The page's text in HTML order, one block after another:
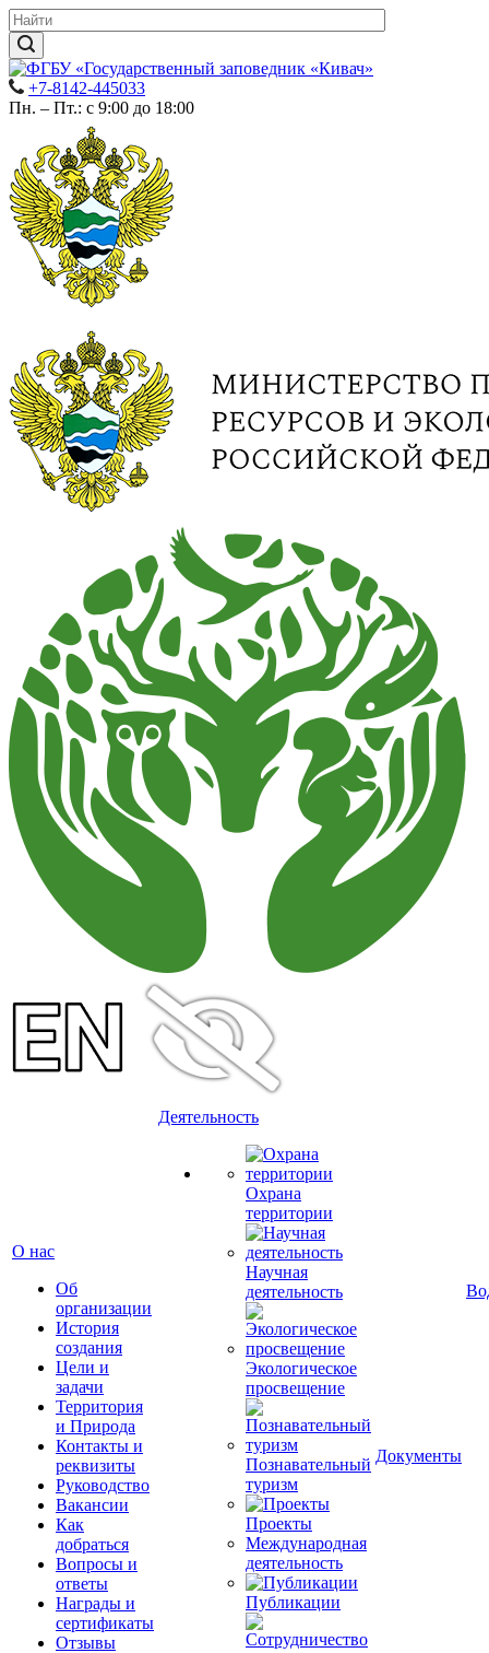
+7-8142-445033
Пн. – Пт.: с 9:00 до 18:00
О нас
Об
организации
История
создания
Цели и
задачи
Территория
и Природа
Контакты и
реквизиты
Руководство
Вакансии
Как
добраться
Вопросы и
ответы
Награды и
сертификаты
Отзывы
Деятельность
Охрана
территории
Научная
деятельность
Экологическое
просвещение
Познавательный
туризм
Проекты
Международная
деятельность
Публикации
Документы